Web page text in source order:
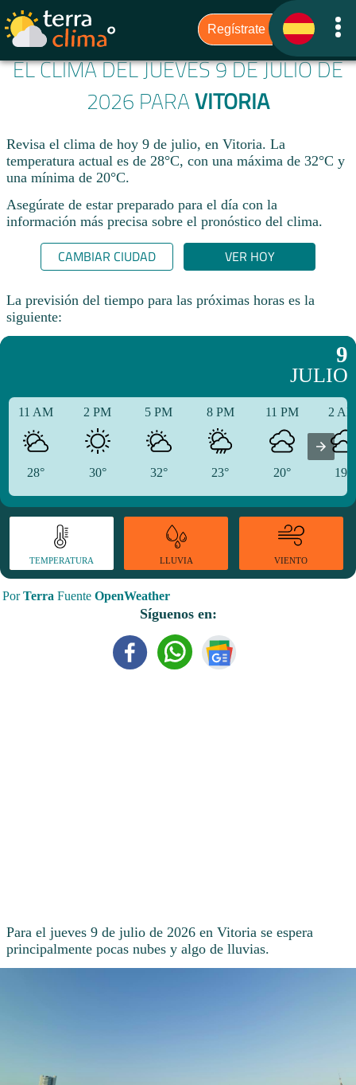
EL CLIMA DEL JUEVES 9 DE JULIO DE
2026 PARAVITORIA
Revisa el clima de hoy 9 de julio, en Vitoria. La
temperatura actual es de 28°C, con una máxima de 32°C y
una mínima de 20°C.​
Asegúrate de estar preparado para el día con la
información más precisa sobre el pronóstico del clima.
CAMBIAR CIUDAD VER HOY
La previsión del tiempo para las próximas horas es la
siguiente:
9
JULIO
11 AM
28°
2 PM
30°
5 PM
32°
8 PM
23°
11 PM
20°
2
19°
TEMPERATURA LLUVIA VIENTO
PorTerra Fuente OpenWeather
Síguenos en:
Para el jueves 9 de julio de 2026 en Vitoria se espera
principalmente pocas nubes y algo de lluvias.